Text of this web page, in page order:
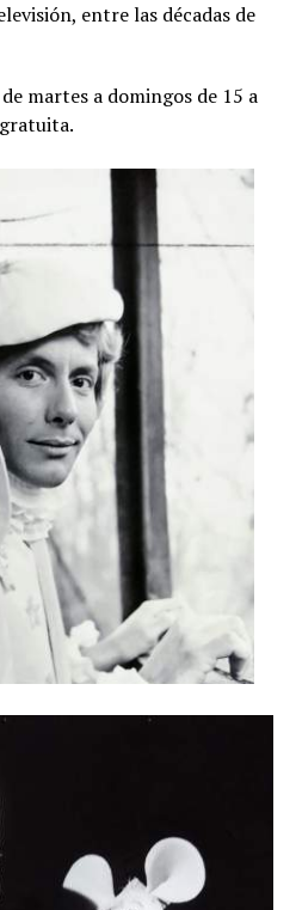
entre las décadas de
martes a domingos de 15 a